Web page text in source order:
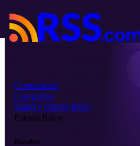
Comunidad
Categorías
Salud y estado físico
Estado físico
Descubre